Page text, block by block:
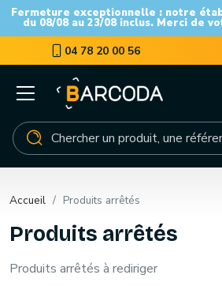
Fermeture exceptionnelle : notre
du 08/08 au 23/08 inclus. Merci de
04 78 20 00 56
Accueil Produits arrêtés
Produits arrêtés
Produits arrêtés à rediriger